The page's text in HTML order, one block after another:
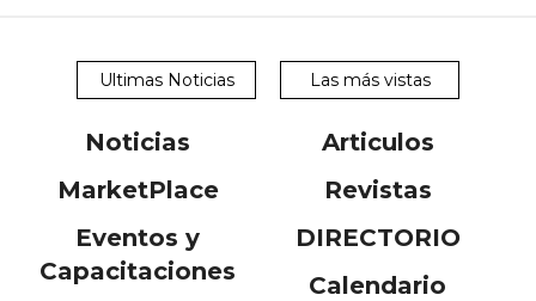
Ultimas Noticias Las más vistas
Noticias
Articulos
MarketPlace
Revistas
Eventos y
Capacitaciones
DIRECTORIO
Calendario